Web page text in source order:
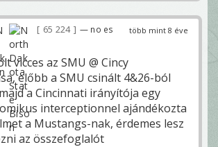
több mint 8 éve
65 224
— no es
vicces az SMU @ Cincy
előbb a SMU csinált 4&26-ból
a Cincinnati irányítója egy
interceptionnel ajándékozta
a Mustangs-nak, érdemes lesz
az összefoglalót